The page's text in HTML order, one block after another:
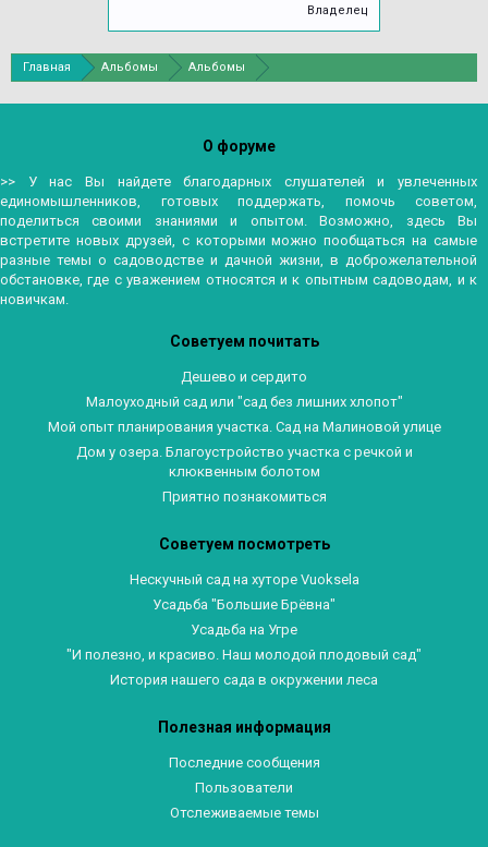
Владелец
Главная Альбомы Альбомы
О форуме
>> У нас Вы найдете благодарных слушателей и увлеченных
единомышленников, готовых поддержать, помочь советом,
поделиться своими знаниями и опытом. Возможно, здесь Вы
встретите новых друзей, с которыми можно пообщаться на самые
разные темы о садоводстве и дачной жизни, в доброжелательной
обстановке, где с уважением относятся и к опытным садоводам, и к
новичкам.
Советуем почитать
Дешево и сердито
Малоуходный сад или "сад без лишних хлопот"
Мой опыт планирования участка. Сад на Малиновой улице
Дом у озера. Благоустройство участка с речкой и
клюквенным болотом
Приятно познакомиться
Советуем посмотреть
Нескучный сад на хуторе Vuoksela
Усадьба "Большие Брёвна"
Усадьба на Угре
"И полезно, и красиво. Наш молодой плодовый сад"
История нашего сада в окружении леса
Полезная информация
Последние сообщения
Пользователи
Отслеживаемые темы